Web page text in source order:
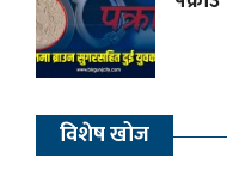
विशेष खोज